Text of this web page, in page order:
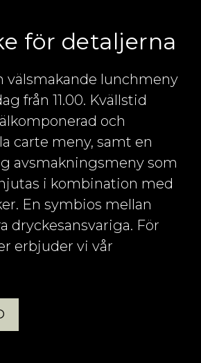
för detaljerna
välsmakande lunchmeny
från 11.00. Kvällstid
och
carte meny, samt en
avsmakningsmeny som
i kombination med
En symbios mellan
dryckesansvariga. För
erbjuder vi vår